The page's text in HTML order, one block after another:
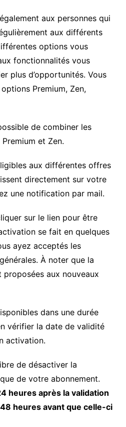
aux personnes qui
aux différents
options vous
fonctionnalités vous
plus d’opportunités. Vous
Premium, Zen,
de combiner les
et Zen.
aux différentes offres
directement sur votre
une notification par mail.
sur le lien pour être
se fait en quelques
ayez acceptés les
À noter que la
aux nouveaux
dans une durée
vérifier la date de validité
activation.
de désactiver la
de votre abonnement.
heures après la validation
heures avant que celle-ci